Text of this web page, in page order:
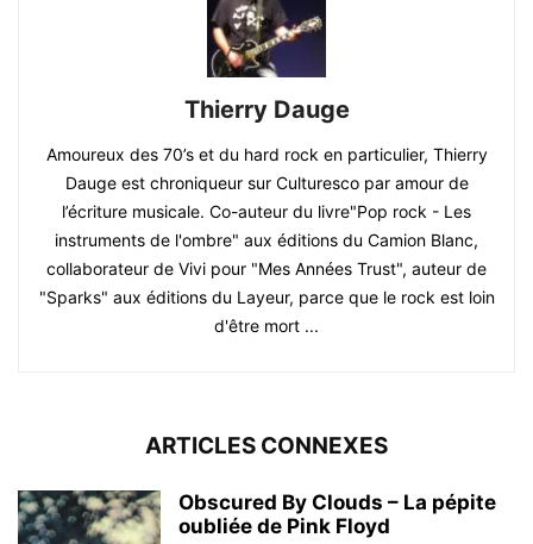
Thierry Dauge
Amoureux des 70’s et du hard rock en particulier, Thierry
Dauge est chroniqueur sur Culturesco par amour de
l’écriture musicale. Co-auteur du livre"Pop rock - Les
instruments de l'ombre" aux éditions du Camion Blanc,
collaborateur de Vivi pour "Mes Années Trust", auteur de
"Sparks" aux éditions du Layeur, parce que le rock est loin
d'être mort ...
ARTICLES CONNEXES
Obscured By Clouds – La pépite
oubliée de Pink Floyd